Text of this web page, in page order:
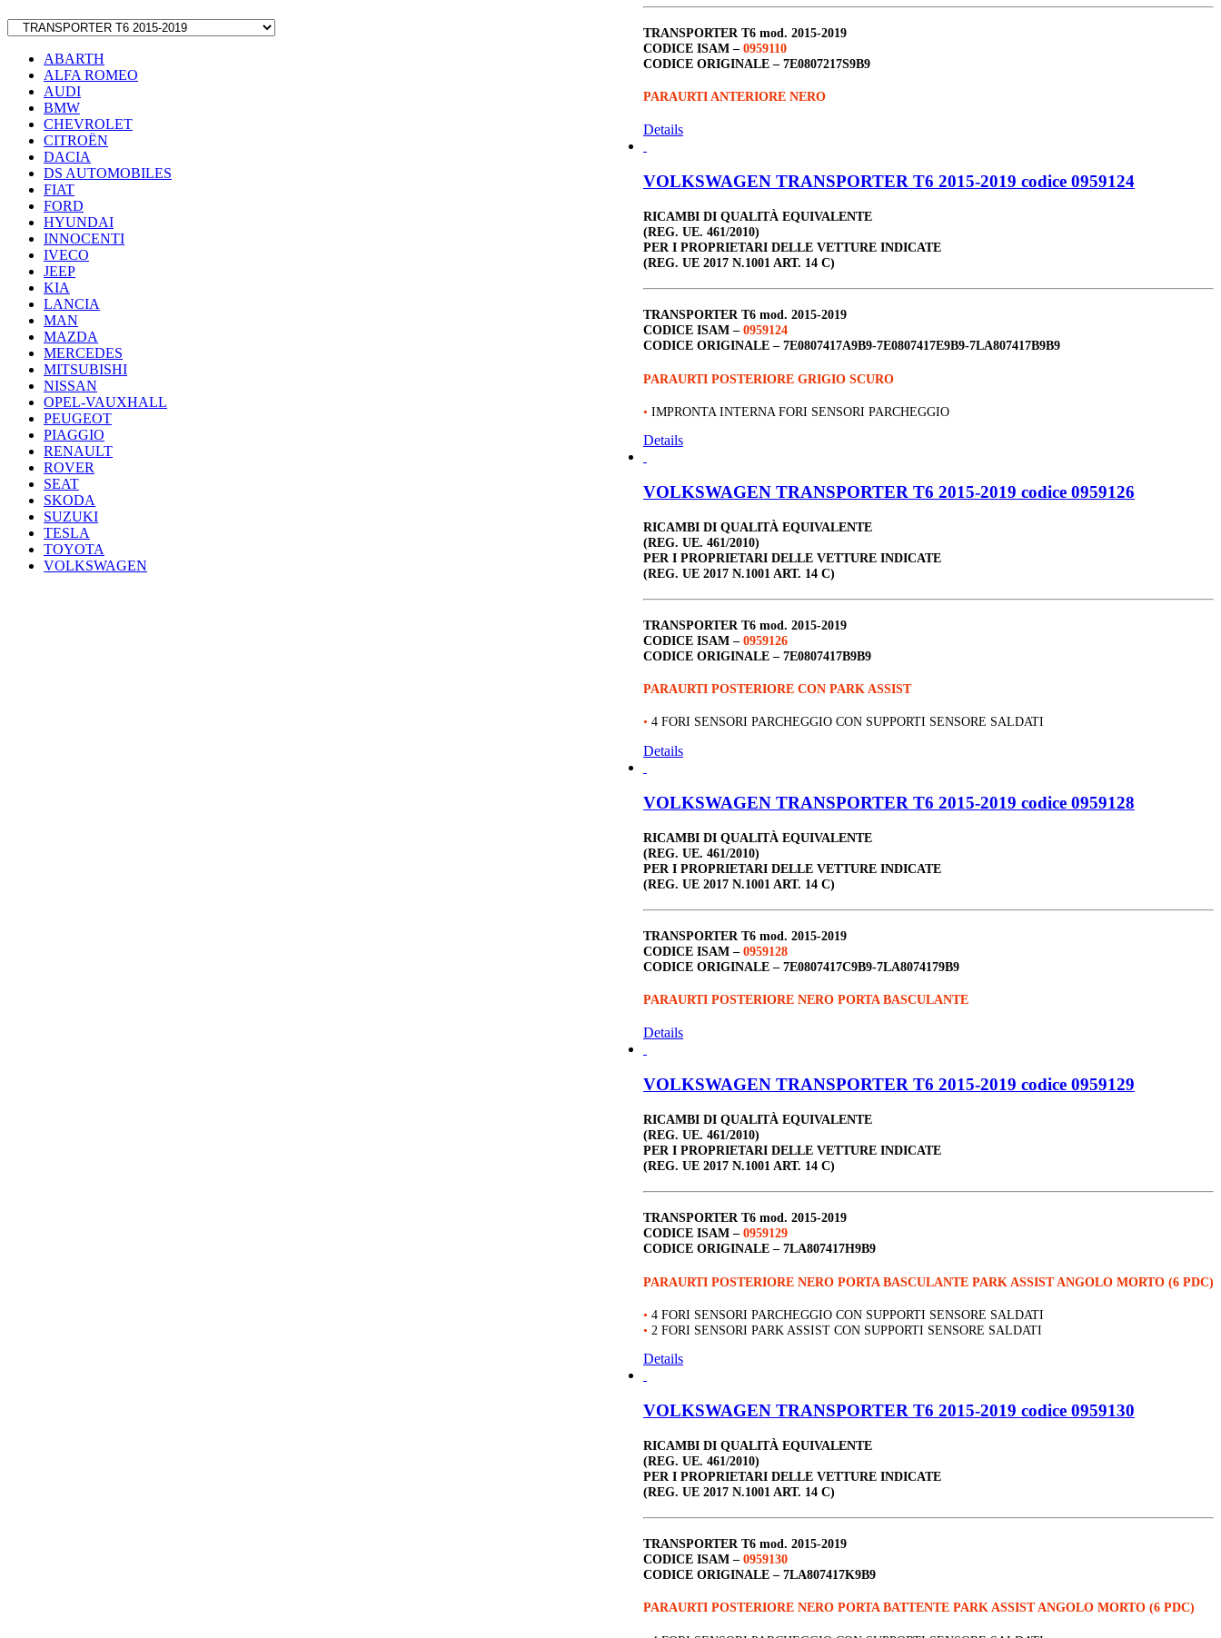
TRANSPORTER T6 mod. 2015-2019
CODICE ISAM – 0959110
CODICE ORIGINALE – 7E0807217S9B9
PARAURTI ANTERIORE NERO
Details
VOLKSWAGEN TRANSPORTER T6 2015-2019 codice 0959124
RICAMBI DI QUALITÀ EQUIVALENTE
(REG. UE. 461/2010)
PER I PROPRIETARI DELLE VETTURE INDICATE
(REG. UE 2017 N.1001 ART. 14 C)
TRANSPORTER T6 mod. 2015-2019
CODICE ISAM – 0959124
CODICE ORIGINALE – 7E0807417A9B9-7E0807417E9B9-7LA807417B9B9
PARAURTI POSTERIORE GRIGIO SCURO
• IMPRONTA INTERNA FORI SENSORI PARCHEGGIO
Details
VOLKSWAGEN TRANSPORTER T6 2015-2019 codice 0959126
RICAMBI DI QUALITÀ EQUIVALENTE
(REG. UE. 461/2010)
PER I PROPRIETARI DELLE VETTURE INDICATE
(REG. UE 2017 N.1001 ART. 14 C)
TRANSPORTER T6 mod. 2015-2019
CODICE ISAM – 0959126
CODICE ORIGINALE – 7E0807417B9B9
PARAURTI POSTERIORE CON PARK ASSIST
• 4 FORI SENSORI PARCHEGGIO CON SUPPORTI SENSORE SALDATI
Details
VOLKSWAGEN TRANSPORTER T6 2015-2019 codice 0959128
RICAMBI DI QUALITÀ EQUIVALENTE
(REG. UE. 461/2010)
PER I PROPRIETARI DELLE VETTURE INDICATE
(REG. UE 2017 N.1001 ART. 14 C)
TRANSPORTER T6 mod. 2015-2019
CODICE ISAM – 0959128
CODICE ORIGINALE – 7E0807417C9B9-7LA8074179B9
PARAURTI POSTERIORE NERO PORTA BASCULANTE
Details
VOLKSWAGEN TRANSPORTER T6 2015-2019 codice 0959129
RICAMBI DI QUALITÀ EQUIVALENTE
(REG. UE. 461/2010)
PER I PROPRIETARI DELLE VETTURE INDICATE
(REG. UE 2017 N.1001 ART. 14 C)
TRANSPORTER T6 mod. 2015-2019
CODICE ISAM – 0959129
CODICE ORIGINALE – 7LA807417H9B9
PARAURTI POSTERIORE NERO PORTA BASCULANTE PARK ASSIST ANGOLO MORTO (6 PDC)
• 4 FORI SENSORI PARCHEGGIO CON SUPPORTI SENSORE SALDATI
• 2 FORI SENSORI PARK ASSIST CON SUPPORTI SENSORE SALDATI
Details
VOLKSWAGEN TRANSPORTER T6 2015-2019 codice 0959130
RICAMBI DI QUALITÀ EQUIVALENTE
(REG. UE. 461/2010)
PER I PROPRIETARI DELLE VETTURE INDICATE
(REG. UE 2017 N.1001 ART. 14 C)
TRANSPORTER T6 mod. 2015-2019
CODICE ISAM – 0959130
CODICE ORIGINALE – 7LA807417K9B9
PARAURTI POSTERIORE NERO PORTA BATTENTE PARK ASSIST ANGOLO MORTO (6 PDC)
ABARTH
ALFA ROMEO
AUDI
BMW
CHEVROLET
CITROËN
DACIA
DS AUTOMOBILES
FIAT
FORD
HYUNDAI
INNOCENTI
IVECO
JEEP
KIA
LANCIA
MAN
MAZDA
MERCEDES
MITSUBISHI
NISSAN
OPEL-VAUXHALL
PEUGEOT
PIAGGIO
RENAULT
ROVER
SEAT
SKODA
SUZUKI
TESLA
TOYOTA
VOLKSWAGEN